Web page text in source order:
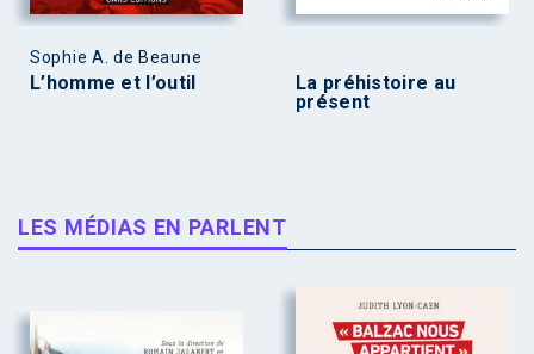
Sophie A. de Beaune
L’homme et l’outil
La préhistoire au
présent
LES MÉDIAS EN PARLENT